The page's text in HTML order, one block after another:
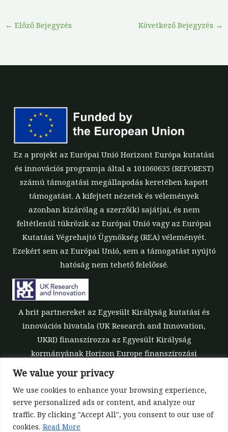
We value your privacy
We use cookies to enhance your browsing experience,
serve personalized ads or content, and analyze our
traffic. By clicking "Accept All", you consent to our use of
cookies. Read More
← Előző Bejegyzés Következő Bejegyzés →
Ez a projekt az Európai Unió Horizont Európa kutatási
és innovációs programja által a 101060635 (REFOREST)
számú támogatási megállapodás keretében kapott
támogatást. A kifejtett nézetek és vélemények
azonban kizárólag a szerző(k) sajátjai, és nem
feltétlenül tükrözik az Európai Unió vagy az Európai
Kutatási Végrehajtó Ügynökség (REA) véleményét.
Ezekért sem az Európai Unió, sem a támogatást nyújtó
hatóság nem tehető felelőssé.
A brit partnereket az Egyesült Királyság kutatási és
innovációs hivatala (UK Research and Innovation,
UKRI) finanszírozza az Egyesült Királyság
kormányának Horizon Europe finanszírozási
garanciája keretében [támogatási szám: 10039700].